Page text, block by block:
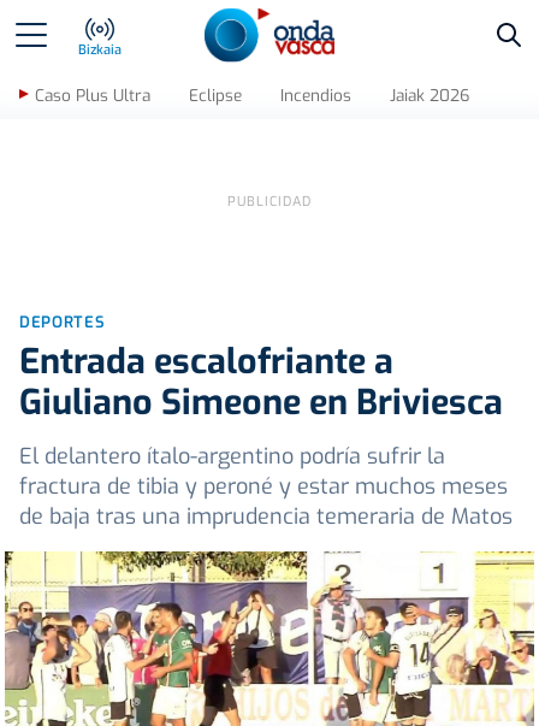
Bizkaia
Caso Plus Ultra Eclipse Incendios Jaiak 2026
DEPORTES
Entrada escalofriante a
Giuliano Simeone en Briviesca
El delantero ítalo-argentino podría sufrir la
fractura de tibia y peroné y estar muchos meses
de baja tras una imprudencia temeraria de Matos